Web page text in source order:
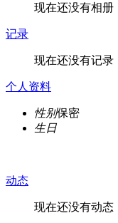
现在还没有相册
记录
现在还没有记录
个人资料
性别保密
生日
动态
现在还没有动态